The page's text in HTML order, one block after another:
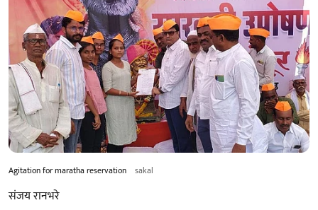
Agitation for maratha reservation sakal
संजय रानभरे